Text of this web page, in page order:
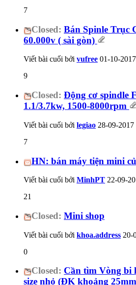
7
Closed: Bán Spinle Trục
60.000v ( sài gòn)
Viết bài cuối bởi vufree 01-10-2017
9
Closed: Động cơ spindle
1.1/3.7kw, 1500-8000rpm
Viết bài cuối bởi legiao 28-09-2017
7
HN: bán máy tiện mini
Viết bài cuối bởi MinhPT 22-09-
21
Closed: Mini shop
Viết bài cuối bởi khoa.address 20-
0
Closed: Cần tìm Vòng bi
size nhỏ (ĐK khoảng